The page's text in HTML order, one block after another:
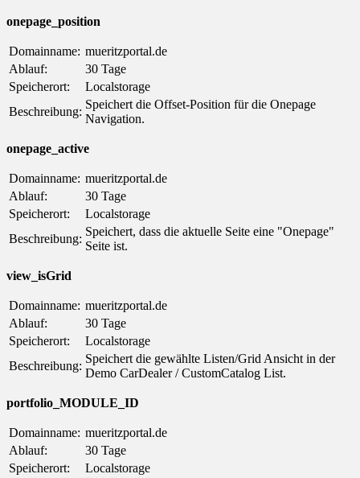
onepage_position
Domainname: mueritzportal.de
Ablauf:
30 Tage
Speicherort:
Localstorage
Beschreibung:
Speichert die Offset-Position für die Onepage
Navigation.
onepage_active
Domainname: mueritzportal.de
Ablauf:
30 Tage
Speicherort:
Localstorage
Beschreibung:
Speichert, dass die aktuelle Seite eine "Onepage"
Seite ist.
view_isGrid
Domainname: mueritzportal.de
Ablauf:
30 Tage
Speicherort:
Localstorage
Beschreibung:
Speichert die gewählte Listen/Grid Ansicht in der
Demo CarDealer / CustomCatalog List.
portfolio_MODULE_ID
Domainname: mueritzportal.de
Ablauf:
30 Tage
Speicherort:
Localstorage